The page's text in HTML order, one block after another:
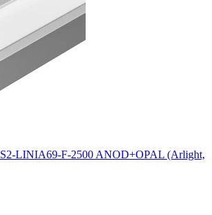
LINIA69-F-2500 ANOD+OPAL (Arlight,